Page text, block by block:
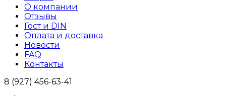
О компании
Отзывы
Гост и DIN
Оплата и доставка
Новости
FAQ
Контакты
8 (927) 456-63-41